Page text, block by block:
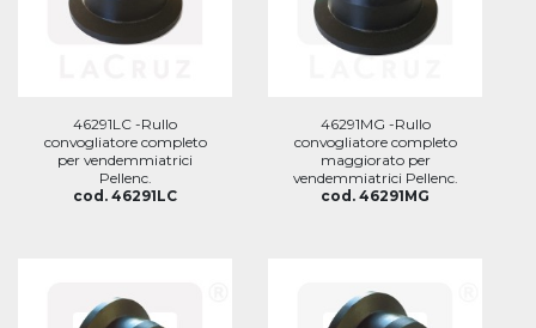
46291LC -Rullo
convogliatore completo
per vendemmiatrici
Pellenc.
cod. 46291LC
46291MG -Rullo
convogliatore completo
maggiorato per
vendemmiatrici Pellenc.
cod. 46291MG